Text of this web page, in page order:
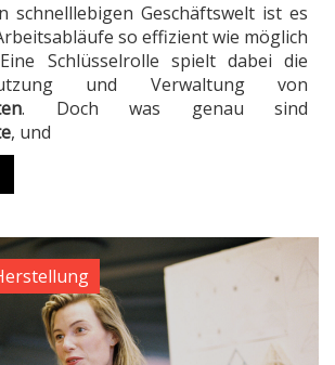
schnelllebigen Geschäftswelt ist es
so effizient wie möglich
Schlüsselrolle spielt dabei die
und Verwaltung von
. Doch was genau sind
, und